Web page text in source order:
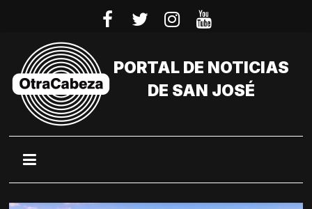
PORTAL DE NOTICIAS
DE SAN JOSÉ